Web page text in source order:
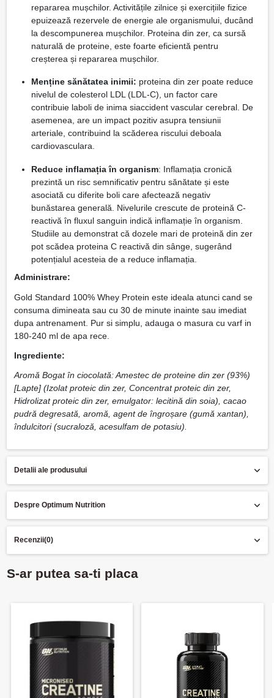
repararea mușchilor. Activitățile zilnice și exercițiile fizice
epuizează rezervele de energie ale organismului, ducând
la descompunerea mușchilor. Proteina din zer, ca sursă
naturală de proteine, este foarte eficientă pentru
creșterea și repararea mușchilor.
Menține sănătatea inimii: proteina din zer poate reduce
nivelul de colesterol LDL (LDL-C), un factor care
contribuie laboli de inima siaccident vascular cerebral. De
asemenea, are un impact pozitiv asupra tensiunii
arteriale, contribuind la scăderea riscului deboala
cardiovasculara.
Reduce inflamația în organism: Inflamația cronică
prezintă un risc semnificativ pentru sănătate și este
asociată cu diferite boli care afectează negativ
bunăstarea generală. Nivelurile crescute de proteină C-
reactivă în fluxul sanguin indică inflamație în organism.
Studiile au demonstrat că dozele mari de proteină din zer
pot scădea proteina C reactivă din sânge, sugerând
potențialul acesteia de a reduce inflamația.
Administrare:
Gold Standard 100% Whey Protein este ideala atunci cand se
consuma dimineata sau cu 30 de minute inainte sau imediat
dupa antrenament. Pur si simplu, adauga o masura cu varf in
180-240 ml de apa rece.
Ingrediente:
Aromă Bogat în ciocolată: Amestec de proteine din zer (93%)
[Lapte] (Izolat proteic din zer, Concentrat proteic din zer,
Hidrolizat proteic din zer, emulgator: lecitină din soia), cacao
pudră degresată, aromă, agent de îngroșare (gumă xantan),
îndulcitori (sucraloză, acesulfam de potasiu).
Detalii ale produsului
Despre Optimum Nutrition
Recenzii(0)
S-ar putea sa-ti placa